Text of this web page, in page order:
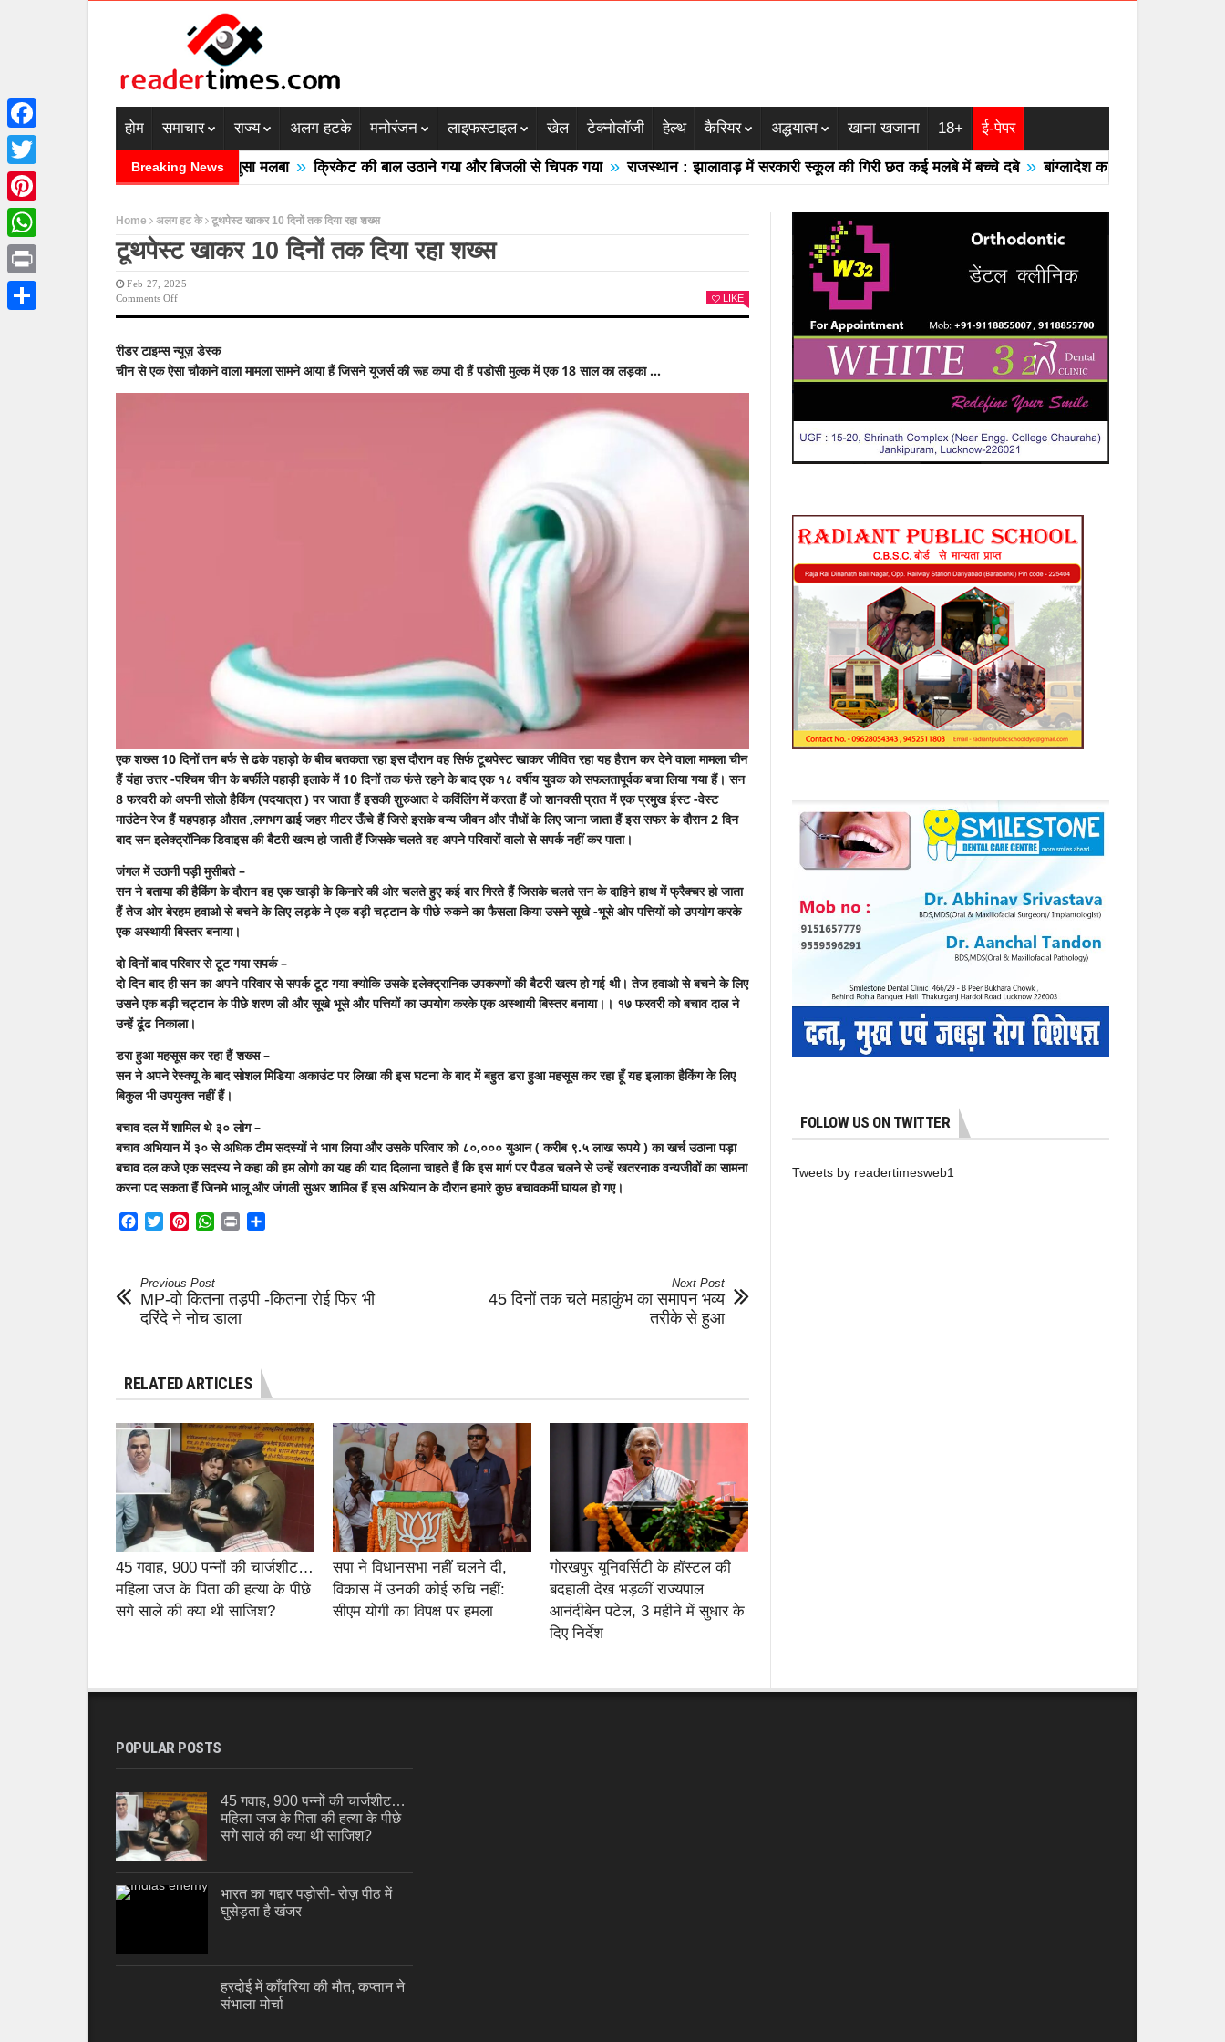
होम समाचार राज्य अलग हटके मनोरंजन लाइफस्टाइल खेल टेक्नोलॉजी हेल्थ कैरियर अद्धयात्म खाना खजाना 18+ ई-पेपर
Breaking News
बादल फटने से तीन की मौत घरों में घुसा मलबा » क्रिकेट की बाल उठाने गया और बिजली से चिपक गया » राजस्थान : झालावाड़ में सरकारी स्कूल की गिरी छत कई मलबे में बच्चे दबे » बांग्लादेश का एयरफोर्स का F -7 ट्रेनर
Home अलग हट के टूथपेस्ट खाकर 10 दिनों तक दिया रहा शख्स
टूथपेस्ट खाकर 10 दिनों तक दिया रहा शख्स
Feb 27, 2025
Comments OffOn
दिनों
तक
LIKE
रीडर टाइम्स न्यूज़ डेस्क
चीन से एक ऐसा चौकाने वाला मामला सामने आया हैं जिसने यूजर्स की रूह कपा दी हैं पडोसी मुल्क में एक 18 साल का लड़का …
एक शख्स 10 दिनों तन बर्फ से ढके पहाड़ो के बीच बतकता रहा इस दौरान वह सिर्फ टूथपेस्ट खाकर जीवित रहा यह हैरान कर देने वाला मामला चीन
हैं यंहा उत्तर -पश्चिम चीन के बर्फीले पहाड़ी इलाके में 10 दिनों तक फंसे रहने के बाद एक १८ वर्षीय युवक को सफलतापूर्वक बचा लिया गया हैं। सन
8 फरवरी को अपनी सोलो हैकिंग (पदयात्रा ) पर जाता हैं इसकी शुरुआत वे कविंलिंग में करता हैं जो शानक्सी प्रात में एक प्रमुख ईस्ट -वेस्ट
माउंटेन रेज हैं यहपहाड़ औसत ,लगभग ढाई जहर मीटर ऊँचे हैं जिसे इसके वन्य जीवन और पौधों के लिए जाना जाता हैं इस सफर के दौरान 2 दिन
बाद सन इलेक्ट्रॉनिक डिवाइस की बैटरी खत्म हो जाती हैं जिसके चलते वह अपने परिवारों वालो से सपर्क नहीं कर पाता।
जंगल में उठानी पड़ी मुसीबते –
सन ने बताया की हैकिंग के दौरान वह एक खाड़ी के किनारे की ओर चलते हुए कई बार गिरते हैं जिसके चलते सन के दाहिने हाथ में फ्रैक्चर हो जाता
हैं तेज ओर बेरहम हवाओ से बचने के लिए लड़के ने एक बड़ी चट्टान के पीछे रुकने का फैसला किया उसने सूखे -भूसे ओर पत्तियों को उपयोग करके
एक अस्थायी बिस्तर बनाया।
दो दिनों बाद परिवार से टूट गया सपर्क –
दो दिन बाद ही सन का अपने परिवार से सपर्क टूट गया क्योकि उसके इलेक्ट्रानिक उपकरणों की बैटरी खत्म हो गई थी। तेज हवाओ से बचने के लिए
उसने एक बड़ी चट्टान के पीछे शरण ली और सूखे भूसे और पत्तियों का उपयोग करके एक अस्थायी बिस्तर बनाया।। १७ फरवरी को बचाव दाल ने
उन्हें ढूंढ निकाला।
डरा हुआ महसूस कर रहा हैं शख्स –
सन ने अपने रेस्क्यू के बाद सोशल मिडिया अकाउंट पर लिखा की इस घटना के बाद में बहुत डरा हुआ महसूस कर रहा हूँ यह इलाका हैकिंग के लिए
बिकुल भी उपयुक्त नहीं हैं।
बचाव दल में शामिल थे ३० लोग –
बचाव अभियान में ३० से अधिक टीम सदस्यों ने भाग लिया और उसके परिवार को ८०,००० युआन ( करीब ९.५ लाख रूपये ) का खर्च उठाना पड़ा
बचाव दल कजे एक सदस्य ने कहा की हम लोगो का यह की याद दिलाना चाहते हैं कि इस मार्ग पर पैडल चलने से उन्हें खतरनाक वन्यजीवों का सामना
करना पद सकता हैं जिनमे भालू और जंगली सुअर शामिल हैं इस अभियान के दौरान हमारे कुछ बचावकर्मी घायल हो गए।
Facebook
TwitterPinterestWhatsApp
Print
Previous Post
MP-वो कितना तड़पी -कितना रोई फिर भी
दरिंदे ने नोच डाला
Next Post
45 दिनों तक चले महाकुंभ का समापन भव्य
तरीके से हुआ
RELATED ARTICLES
45 गवाह, 900 पन्नों की चार्जशीट…
महिला जज के पिता की हत्या के पीछे
सगे साले की क्या थी साजिश?
सपा ने विधानसभा नहीं चलने दी,
विकास में उनकी कोई रुचि नहीं:
सीएम योगी का विपक्ष पर हमला
गोरखपुर यूनिवर्सिटी के हॉस्टल की
बदहाली देख भड़कीं राज्यपाल
आनंदीबेन पटेल, 3 महीने में सुधार के
दिए निर्देश
FOLLOW US ON TWITTER
Tweets by readertimesweb1
POPULAR POSTS
45 गवाह, 900 पन्नों की चार्जशीट…
महिला जज के पिता की हत्या के पीछे
सगे साले की क्या थी साजिश?
भारत का गद्दार पड़ोसी- रोज़ पीठ में
घुसेड़ता है खंजर
हरदोई में काँवरिया की मौत, कप्तान ने
संभाला मोर्चा
Facebook
Twitter
Pinterest
WhatsApp
Print